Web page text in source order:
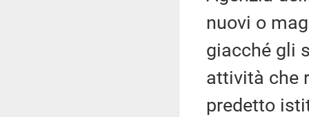
nuovi o
giacché gli
attività che
predetto